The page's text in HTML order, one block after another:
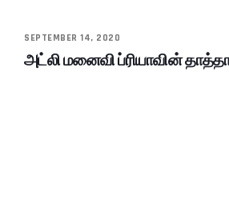
SEPTEMBER 14, 2020
அட்லி மனைவி ப்ரியாவின்